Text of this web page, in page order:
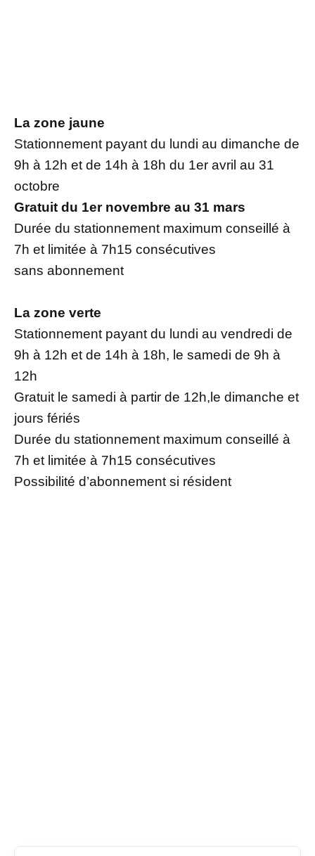
La zone jaune
Stationnement payant du lundi au dimanche de
9h à 12h et de 14h à 18h du 1er avril au 31
octobre
Gratuit du 1er novembre au 31 mars
Durée du stationnement maximum conseillé à
7h et limitée à 7h15 consécutives
sans abonnement
La zone verte
Stationnement payant du lundi au vendredi de
9h à 12h et de 14h à 18h, le samedi de 9h à
12h
Gratuit le samedi à partir de 12h,le dimanche et
jours fériés
Durée du stationnement maximum conseillé à
7h et limitée à 7h15 consécutives
Possibilité d’abonnement si résident